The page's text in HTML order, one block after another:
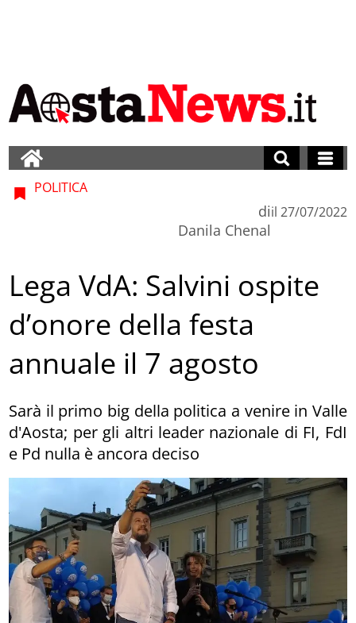
POLITICA
di
Danila Chenal
il 27/07/2022
Lega VdA: Salvini ospite
d’onore della festa
annuale il 7 agosto
Sarà il primo big della politica a venire in Valle
d'Aosta; per gli altri leader nazionale di FI, FdI
e Pd nulla è ancora deciso